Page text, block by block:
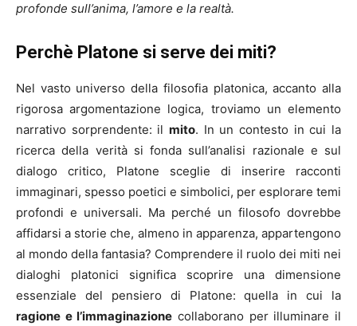
profonde sull’anima, l’amore e la realtà.
Perchè Platone si serve dei miti?
Nel vasto universo della filosofia platonica, accanto alla
rigorosa argomentazione logica, troviamo un elemento
narrativo sorprendente: il mito. In un contesto in cui la
ricerca della verità si fonda sull’analisi razionale e sul
dialogo critico, Platone sceglie di inserire racconti
immaginari, spesso poetici e simbolici, per esplorare temi
profondi e universali. Ma perché un filosofo dovrebbe
affidarsi a storie che, almeno in apparenza, appartengono
al mondo della fantasia? Comprendere il ruolo dei miti nei
dialoghi platonici significa scoprire una dimensione
essenziale del pensiero di Platone: quella in cui la
ragione e l’immaginazione collaborano per illuminare il